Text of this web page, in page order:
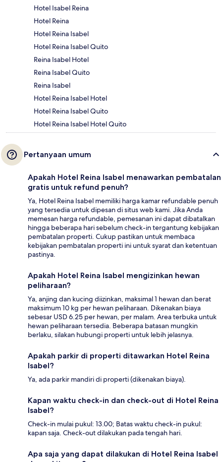
Hotel Isabel Reina
Hotel Reina
Hotel Reina Isabel
Hotel Reina Isabel Quito
Reina Isabel Hotel
Reina Isabel Quito
Reina Isabel
Hotel Reina Isabel Hotel
Hotel Reina Isabel Quito
Hotel Reina Isabel Hotel Quito
Pertanyaan umum
Apakah Hotel Reina Isabel menawarkan pembatalan
gratis untuk refund penuh?
Ya, Hotel Reina Isabel memiliki harga kamar refundable penuh
yang tersedia untuk dipesan di situs web kami. Jika Anda
memesan harga refundable, pemesanan ini dapat dibatalkan
hingga beberapa hari sebelum check-in tergantung kebijakan
pembatalan properti. Cukup pastikan untuk membaca
kebijakan pembatalan properti ini untuk syarat dan ketentuan
pastinya.
Apakah Hotel Reina Isabel mengizinkan hewan
peliharaan?
Ya, anjing dan kucing diizinkan, maksimal 1 hewan dan berat
maksimum 10 kg per hewan peliharaan. Dikenakan biaya
sebesar USD 6.25 per hewan, per malam. Area terbuka untuk
hewan peliharaan tersedia. Beberapa batasan mungkin
berlaku, silakan hubungi properti untuk lebih jelasnya.
Apakah parkir di properti ditawarkan Hotel Reina
Isabel?
Ya, ada parkir mandiri di properti (dikenakan biaya).
Kapan waktu check-in dan check-out di Hotel Reina
Isabel?
Check-in mulai pukul: 13.00; Batas waktu check-in pukul:
kapan saja. Check-out dilakukan pada tengah hari.
Apa saja yang dapat dilakukan di Hotel Reina Isabel